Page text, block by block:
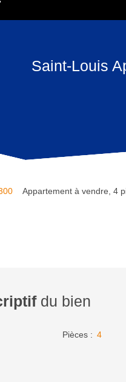
Saint-Louis
Appartement à vendre, 4
du bien
Pièces : 4